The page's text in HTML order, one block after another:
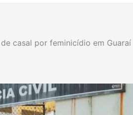
casal por feminicídio em Guaraí